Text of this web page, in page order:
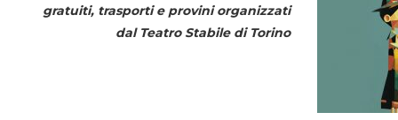
gratuiti, trasporti e provini organizzati
dal Teatro Stabile di Torino